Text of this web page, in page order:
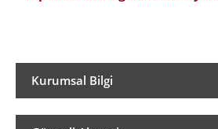
Kurumsal Bilgi